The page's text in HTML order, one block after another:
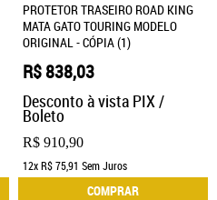
PROTETOR TRASEIRO ROAD KING
MATA GATO TOURING MODELO
ORIGINAL - CÓPIA (1)
R$ 910,90
R$ 838,03
Desconto à vista PIX /
Boleto
12xR$ 75,91 Sem Juros
COMPRAR